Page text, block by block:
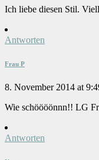
Ich liebe diesen Stil.
Antworten
Frau P
8. November 2014 at
Wie schöööönnn!! LG
Antworten